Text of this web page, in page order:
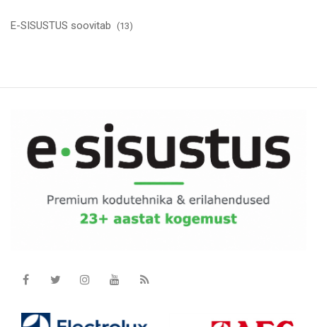
E-SISUSTUS soovitab (13)